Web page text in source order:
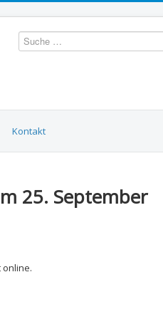
Suchen
Kontakt
25. September
online.